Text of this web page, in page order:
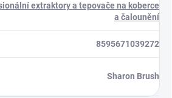
extraktory a tepovače na koberce
a čalounění
8595671039272
Sharon Brush